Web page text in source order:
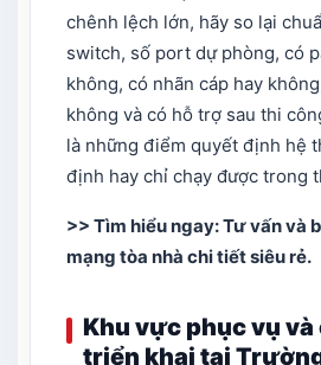
chênh lệch lớn, hãy so lại
switch, số port dự phòng, có
không, có nhãn cáp hay
không và có hỗ trợ sau thi
là những điểm quyết định hệ
định hay chỉ chạy được trong
>> Tìm hiểu ngay:Tư vấn và
mạng tòa nhà chi tiết siêu rẻ.
Khu vực phục vụ và
triển khai tại